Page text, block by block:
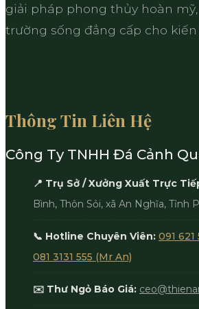
giải pháp phong thủy hoàn
trường sống đẳng cấp cho kiến
Thông Tin Liên Hệ
Công Ty TNHH Đá Cảnh
📍 Trụ Sở / Xưởng Xuất Trực
Bình, Thôn Sỏi, xã An Nghĩa, Tỉnh
📞 Hotline Chuyên Viên: 091
081 3131 555 (Mr An)
✉️ Thư Ngỏ Báo Giá: